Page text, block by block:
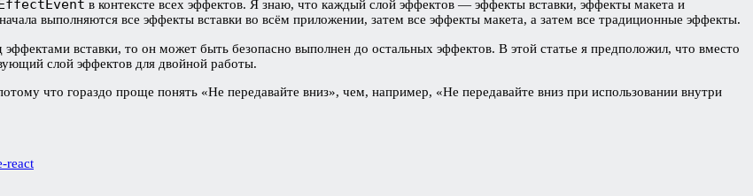
в контексте всех эффектов. Я знаю, что каждый слой эффектов — эффекты вставки, эффекты макета и
выполняются все эффекты вставки во всём приложении, затем все эффекты макета, а затем все традиционные эффекты.
вставки, то он может быть безопасно выполнен до остальных эффектов. В этой статье я предположил, что вместо
слой эффектов для двойной работы.
что гораздо проще понять «Не передавайте вниз», чем, например, «Не передавайте вниз при использовании внутри
react